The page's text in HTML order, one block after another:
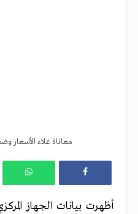
معاناة غلاء الأسعار
أظهرت بيانات الجهاز